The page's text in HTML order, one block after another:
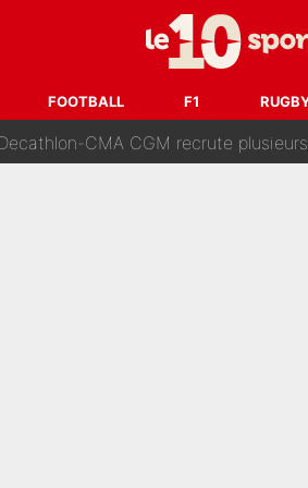
FOOTBALL F1
Jean-Jacques Goldman et Mylène Farmer,
Barcelone ? Les coulisses de la
CMA CGM recrute plusieurs coureurs